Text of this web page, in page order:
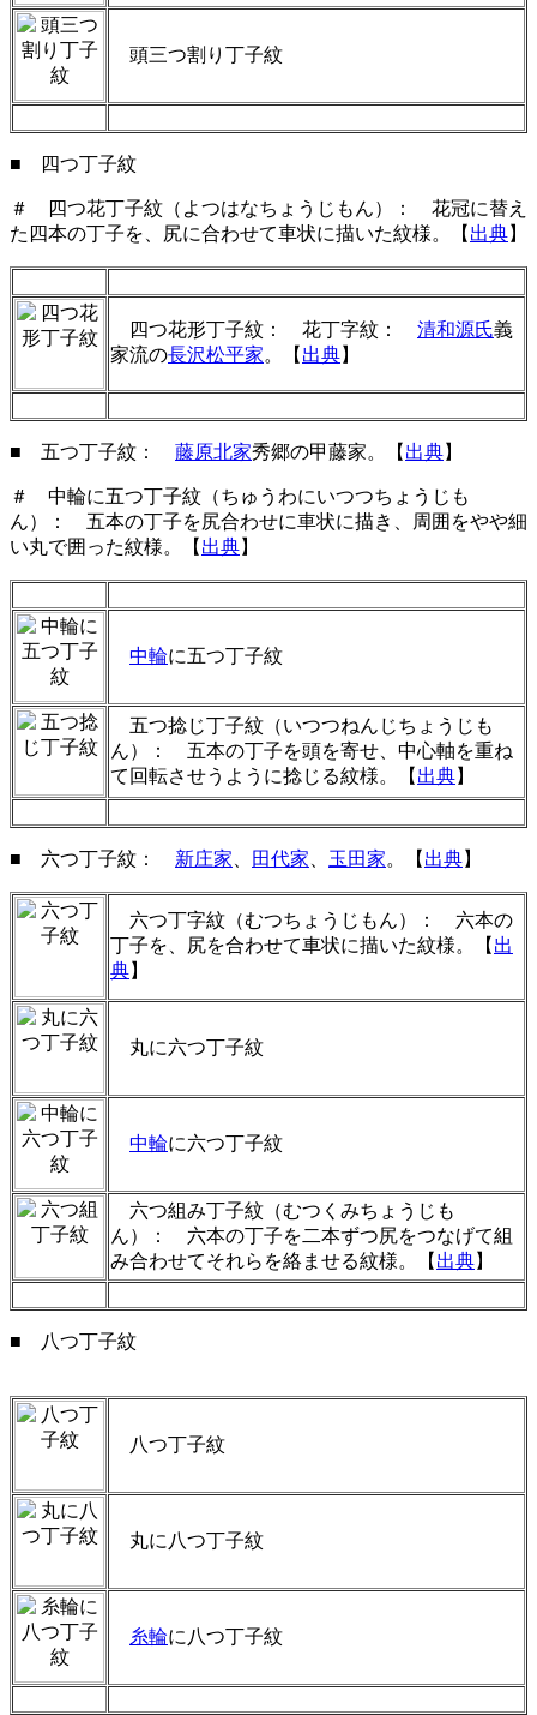
頭三つ割り丁子紋
■ 四つ丁子紋
＃ 四つ花丁子紋（よつはなちょうじもん）： 花冠に替え
た四本の丁子を、尻に合わせて車状に描いた紋様。【 出典】
四つ花形丁子紋： 花丁字紋： 清和源氏義
家流の長沢松平家。 【 出典】
■ 五つ丁子紋 ： 藤原北家秀郷の甲藤家。 【 出典】
＃ 中輪に五つ丁子紋（ちゅうわにいつつちょうじも
ん）： 五本の丁子を尻合わせに車状に描き、周囲をやや細
い丸で囲った紋様。【 出典】
中輪に五つ丁子紋
五つ捻じ丁子紋（いつつねんじちょうじも
ん）： 五本の丁子を頭を寄せ、中心軸を重ね
て回転させうように捻じる紋様。【 出典】
■ 六つ丁子紋 ： 新庄家 田代家 玉田家。 【 出典】
六つ丁字紋（むつちょうじもん）： 六本の
丁子を、尻を合わせて車状に描いた紋様。【 出
典】
丸に六つ丁子紋
中輪に六つ丁子紋
六つ組み丁子紋（むつくみちょうじも
ん）： 六本の丁子を二本ずつ尻をつなげて組
み合わせてそれらを絡ませる紋様。【 出典】
■ 八つ丁子紋
八つ丁子紋
丸に八つ丁子紋
糸輪に八つ丁子紋